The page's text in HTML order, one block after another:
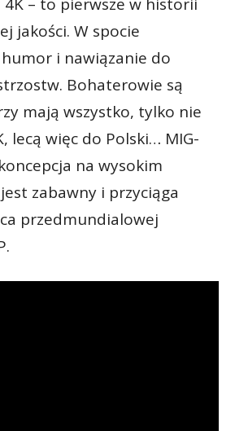
jakości. W spocie
i nawiązanie do
Bohaterowie są
mają wszystko, tylko nie
lecą więc do Polski… MIG-
na wysokim
zabawny i przyciąga
przedmundialowej